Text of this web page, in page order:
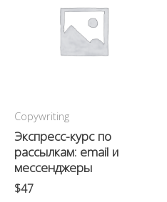
Copywriting
Экспресс-курс по
рассылкам: email и
мессенджеры
$47